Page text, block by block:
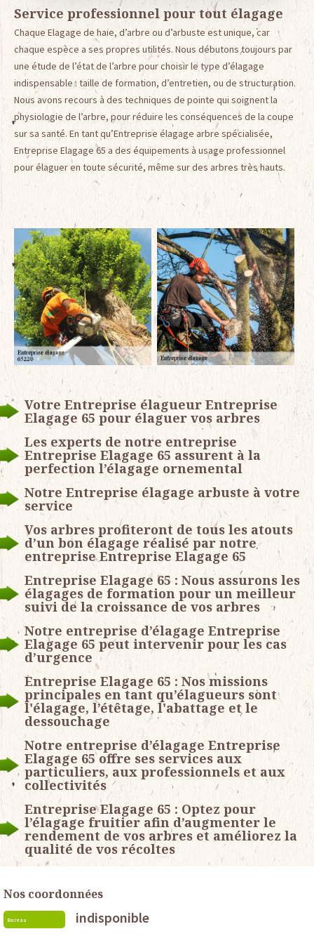
Service professionnel pour tout élagage
Chaque Elagage de haie, d’arbre ou d’arbuste est unique, car
chaque espèce a ses propres utilités. Nous débutons toujours par
une étude de l’état de l’arbre pour choisir le type d’élagage
indispensable : taille de formation, d’entretien, ou de structuration.
Nous avons recours à des techniques de pointe qui soignent la
physiologie de l’arbre, pour réduire les conséquences de la coupe
sur sa santé. En tant qu’Entreprise élagage arbre spécialisée,
Entreprise Elagage 65 a des équipements à usage professionnel
pour élaguer en toute sécurité, même sur des arbres très hauts.
Votre Entreprise élagueur Entreprise
Elagage 65 pour élaguer vos arbres
Les experts de notre entreprise
Entreprise Elagage 65 assurent à la
perfection l’élagage ornemental
Notre Entreprise élagage arbuste à votre
service
Vos arbres profiteront de tous les atouts
d’un bon élagage réalisé par notre
entreprise Entreprise Elagage 65
Entreprise Elagage 65 : Nous assurons les
élagages de formation pour un meilleur
suivi de la croissance de vos arbres
Notre entreprise d’élagage Entreprise
Elagage 65 peut intervenir pour les cas
d’urgence
Entreprise Elagage 65 : Nos missions
principales en tant qu’élagueurs sont
l'élagage, l’étêtage, l'abattage et le
dessouchage
Notre entreprise d’élagage Entreprise
Elagage 65 offre ses services aux
particuliers, aux professionnels et aux
collectivités
Entreprise Elagage 65 : Optez pour
l’élagage fruitier afin d’augmenter le
rendement de vos arbres et améliorez la
qualité de vos récoltes
Nos coordonnées
Bureau indisponible